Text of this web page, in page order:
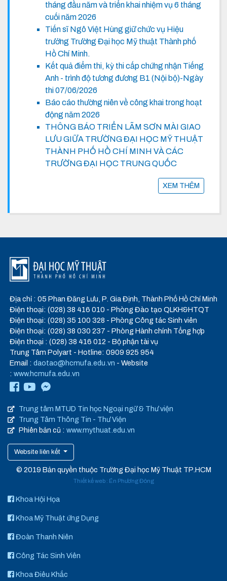
tháng đầu năm và triển khai nhiệm vụ 6 tháng
cuối năm 2026
Tiến sĩ Ngô Việt Hùng giữ chức vụ Hiệu
trưởng Trường Đại học Mỹ thuật Thành phố
Hồ Chí Minh.
Kết quả điểm thi, kỳ thi cấp chứng nhận Tiếng
Anh - trình độ tương đương B1 (Nội bộ)-Ngày
thi 07/06/2026
Báo cáo thường niên về công khai trong hoạt
động năm 2026
THÔNG BÁO TRIỂN LÃM SƠN MÀI GIAO
LƯU GIỮA TRƯỜNG ĐẠI HỌC MỸ THUẬT
THÀNH PHỐ HỒ CHÍ MINH VÀ CÁC
TRƯỜNG ĐẠI HỌC TRUNG QUỐC
XEM THÊM
Địa chỉ : 05 Phan Đăng Lưu, P. Gia Định, Thành Phố Hồ Chí Minh
Điện thoại: (028) 38 416 010 - Phòng Đào tạo QLKH&HTQT
Điện thoại: (028) 35 100 328 - Phòng Công tác Sinh viên
Điện thoại: (028) 38 030 237 - Phòng Hành chính Tổng hợp
Điện thoại : (028) 38 416 012 - Bộ phận tài vụ
Trung Tâm Polyart - Hotline: 0909 925 954
Email : daotao@hcmufa.edu.vn - Website
: www.hcmufa.edu.vn
Trung tâm MTUD Tin học Ngoại ngữ & Thư viện
Trung Tâm Thông Tin - Thư Viện
Phiên bản cũ : www.mythuat.edu.vn
Website liên kết
© 2019 Bản quyền thuộc Trường Đại học Mỹ Thuật TP.HCM
Thiết kế web: Én Phương Đông
Khoa Hội Họa
Khoa Mỹ Thuật ứng Dụng
Đoàn Thanh Niên
Công Tác Sinh Viên
Khoa Điêu Khắc